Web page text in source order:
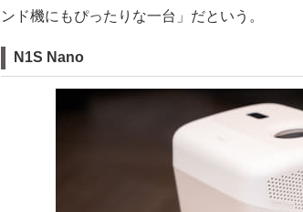
ンド機にもぴったりな一台」だという。
N1S Nano